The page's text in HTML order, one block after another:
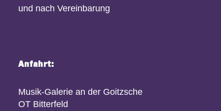
und nach Vereinbarung
Anfahrt:
Musik-Galerie an der Goitzsche
OT Bitterfeld